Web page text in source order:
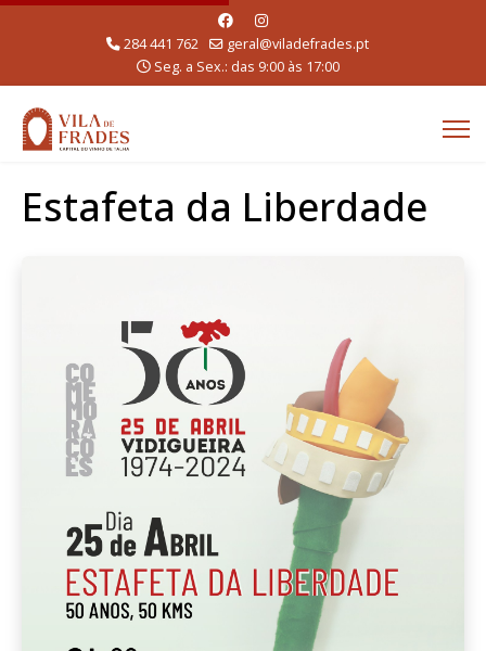
284 441 762
geral@viladefrades.pt
Seg. a Sex.: das 9:00 às 17:00
Estafeta da Liberdade